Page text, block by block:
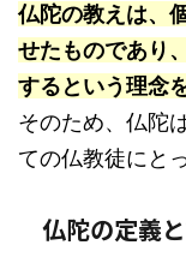
仏陀の教えは、
せたものであり
するという理念
そのため、仏陀
ての仏教徒にと
仏陀の定義